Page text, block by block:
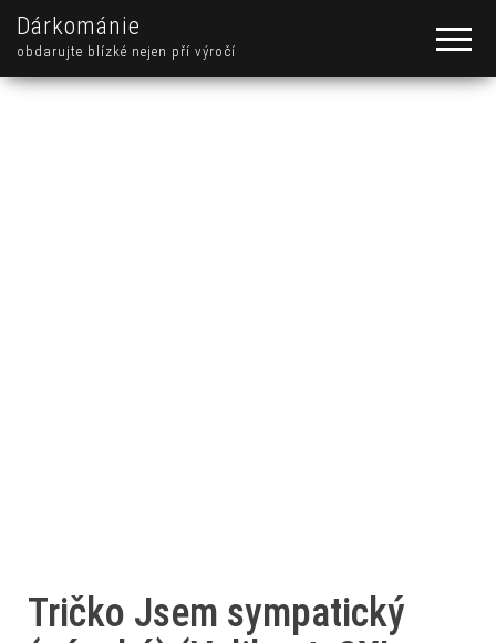
Dárkománie
obdarujte blízké nejen pří výročí
Tričko Jsem sympatický